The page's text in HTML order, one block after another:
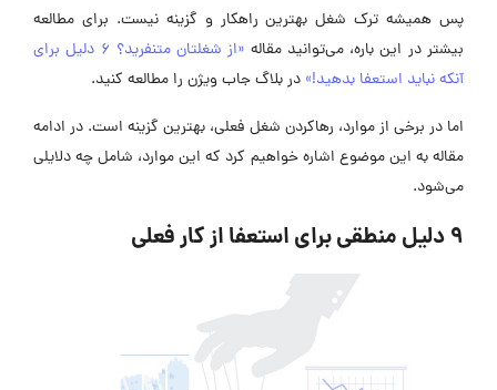
پس همیشه ترک شغل بهترین راهکار و گزینه نیست. برای مطالعه
بیشتر در این باره، می‌توانید مقاله
«از شغلتان متنفرید؟ ۶ دلیل برای
آنکه نباید استعفا بدهید!» در بلاگ جاب ویژن را مطالعه کنید.
اما در برخی از موارد، رهاکردن شغل فعلی، بهترین گزینه است. در ادامه
مقاله به این موضوع اشاره خواهیم کرد که این موارد، شامل چه دلایلی
می‌شود.
9 دلیل منطقی برای استعفا از کار فعلی